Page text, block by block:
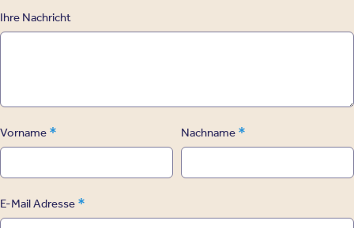
Ihre Nachricht
Vorname * Nachname *
E-Mail Adresse *